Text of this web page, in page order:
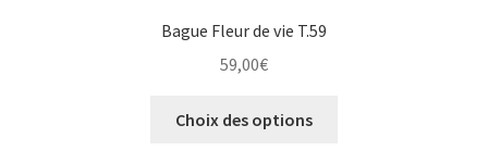
Bague Fleur de vie T.59
59,00€
Choix des options